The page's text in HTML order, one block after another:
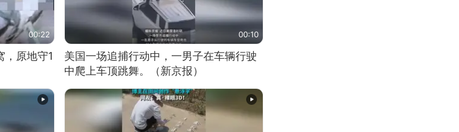
00:22
，原地守1
00:10
美国一场追捕行动中，一男子在车辆行驶
中爬上车顶跳舞。（新京报）